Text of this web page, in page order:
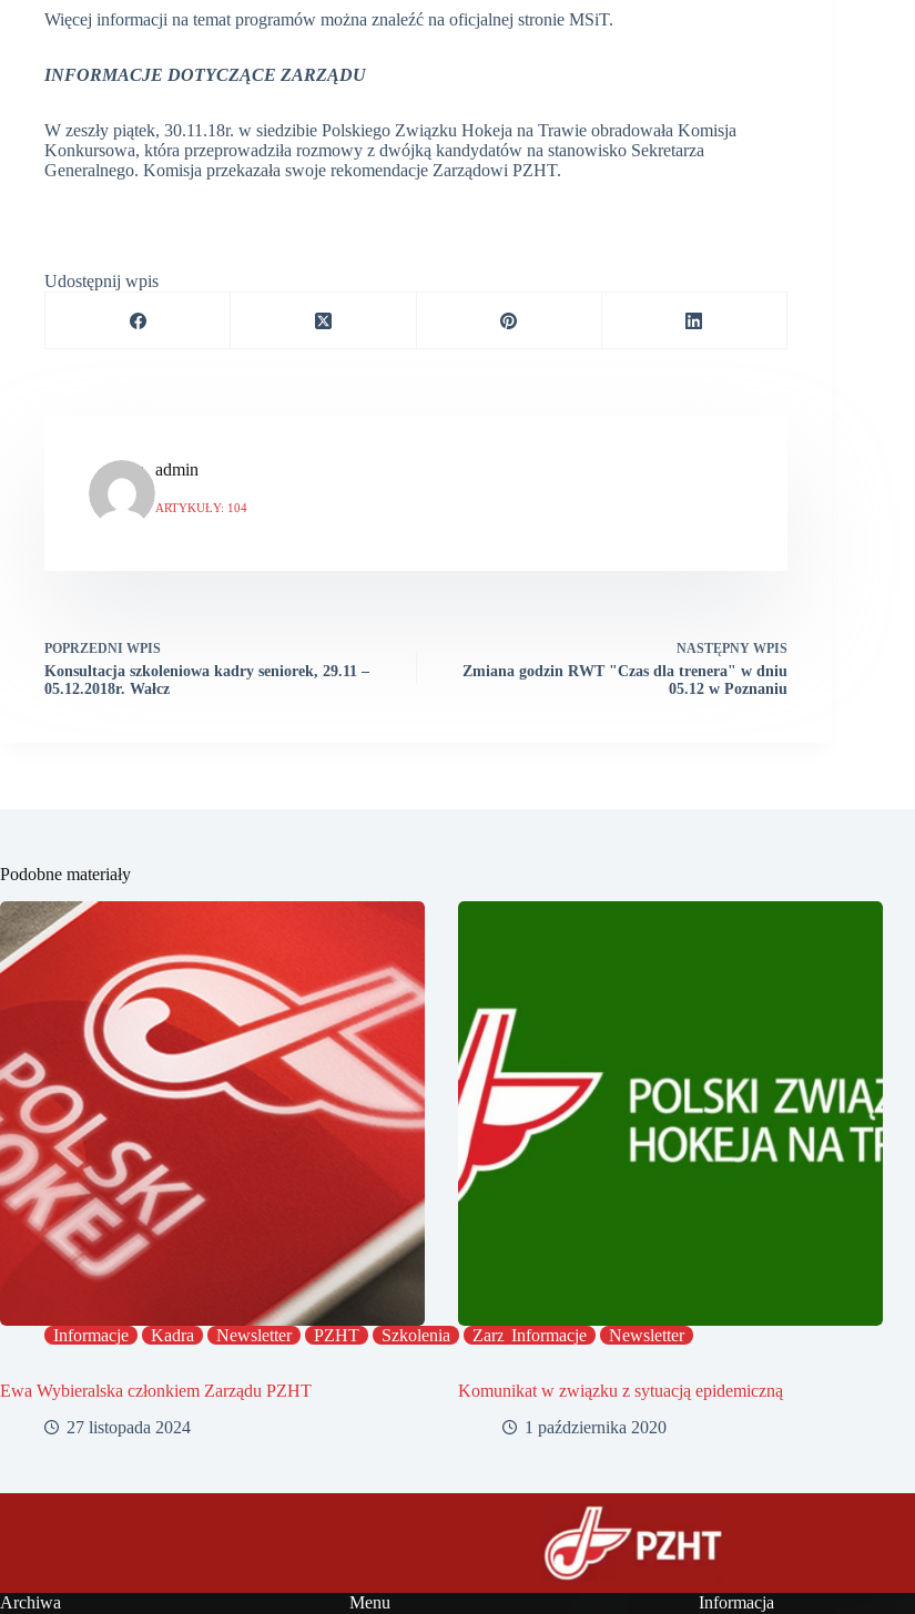
Więcej informacji na temat programów można znaleźć na oficjalnej stronie MSiT.
INFORMACJE DOTYCZĄCE ZARZĄDU
W zeszły piątek, 30.11.18r. w siedzibie Polskiego Związku Hokeja na Trawie obradowała Komisja
Konkursowa, która przeprowadziła rozmowy z dwójką kandydatów na stanowisko Sekretarza
Generalnego. Komisja przekazała swoje rekomendacje Zarządowi PZHT.
Udostępnij wpis
admin
ARTYKUŁY: 104
POPRZEDNI WPIS
Konsultacja szkoleniowa kadry seniorek, 29.11 –
05.12.2018r. Wałcz
NASTĘPNY WPIS
Zmiana godzin RWT "Czas dla trenera" w dniu
05.12 w Poznaniu
Podobne materiały
Informacje Kadra Newsletter PZHT Szkolenia Zarząd
Ewa Wybieralska członkiem Zarządu PZHT
27 listopada 2024
Informacje Newsletter
Komunikat w związku z sytuacją epidemiczną
1 października 2020
Archiwa Menu Informacja